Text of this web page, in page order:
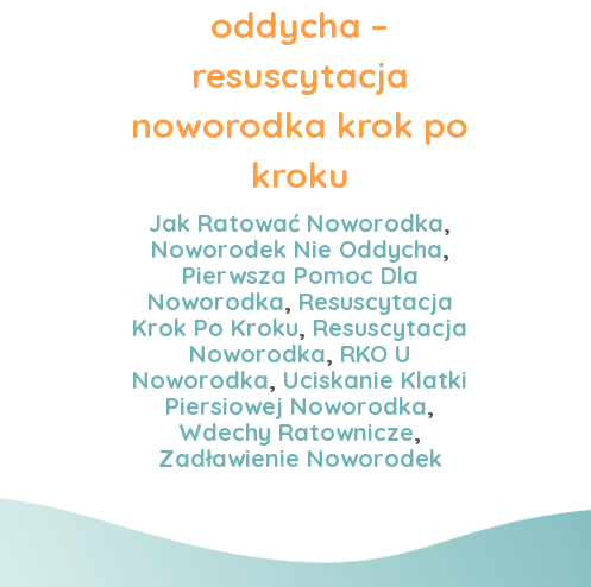
oddycha –
resuscytacja
noworodka krok po
kroku
Jak Ratować Noworodka,
Noworodek Nie Oddycha,
Pierwsza Pomoc Dla
Noworodka, Resuscytacja
Krok Po Kroku, Resuscytacja
Noworodka, RKO U
Noworodka, Uciskanie Klatki
Piersiowej Noworodka,
Wdechy Ratownicze,
Zadławienie Noworodek